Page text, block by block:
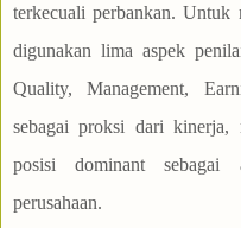
terkecuali perbankan. Untuk
digunakan lima aspek
Quality, Management,
sebagai proksi dari kinerja,
posisi dominant sebagai
perusahaan.